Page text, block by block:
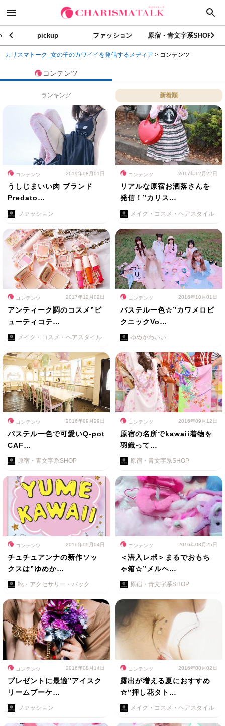
pickup ファッション 原宿・青文字系SHOP
カリスマトーク_女の子のカワイイを発信するメディア > コンテンツ
コンテンツ
ランキング 新着順
コンテンツ 2019年08月01日
うしじまいい肉 ブランド
Predato…
ファッション
コンテンツ 2017年12月22日
リアルな原宿お洒落さんを
発信！”カリス…
メイク・コスメ・ヘアスタイル
コンテンツ 2017年12月02日
アンティーク調のコスメ”ビ
ューティコテ…
メイク・コスメ・ヘアスタイル
コンテンツ 2016年10月01日
パステル一色☆”カワメロピ
クニックVo…
ゆめかわいい
コンテンツ 2016年09月29日
パステル一色で可愛いQ-pot
CAF…
原宿・青文字系SHOP
コンテンツ 2016年09月12日
原宿の名所でkawaii着物を
羽織って…
原宿・青文字系SHOP
コンテンツ 2016年09月04日
チュチュアンナの新作ソッ
クスは”ゆめか…
靴・アクセサリー・バック
コンテンツ 2016年08月25日
＜潜入レポ＞まるでおもち
ゃ箱☆”メルヘ…
原宿・青文字系SHOP
コンテンツ 2016年08月14日
プレゼントに最適”アイスク
リームブーケ…
ファッション
コンテンツ 2016年08月02日
露出が増える夏におすすめ
☆”押し花タト…
メイク・コスメ・ヘアスタイル